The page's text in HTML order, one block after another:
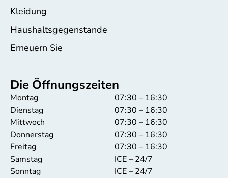
Kleidung
Haushaltsgegenstande
Erneuern Sie
Die Öffnungszeiten
Montag
Dienstag
Mittwoch
Donnerstag
Freitag
Samstag
Sonntag
07:30 – 16:30
07:30 – 16:30
07:30 – 16:30
07:30 – 16:30
07:30 – 16:30
ICE – 24/7
ICE – 24/7